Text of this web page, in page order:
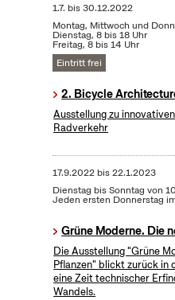
1.7. bis30.12.2022
Montag, Mittwoch und
Dienstag, 8 bis 18 Uhr
Freitag, 8 bis 14 Uhr
Eintritt frei
2. Bicycle
Ausstellung zu
Radverkehr
17.9.2022bis22.1.2023
Dienstag bis Sonntag von
Jeden ersten Donnerstag
Grüne Moderne. Die
Die Ausstellung "Grüne
Pflanzen" blickt zurück in
eine Zeit technischer
Wandels.